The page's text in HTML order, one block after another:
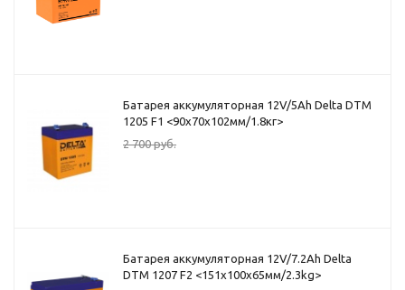
Батарея аккумуляторная 12V/5Ah Delta DTM
1205 F1 <90x70x102мм/1.8кг>
2 700руб.
Батарея аккумуляторная 12V/7.2Ah Delta
DTM 1207 F2 <151x100x65мм/2.3kg>